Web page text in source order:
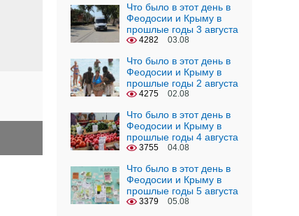
Что было в этот день в
Феодосии и Крыму в
прошлые годы 3 августа
4282 03.08
Что было в этот день в
Феодосии и Крыму в
прошлые годы 2 августа
4275 02.08
Что было в этот день в
Феодосии и Крыму в
прошлые годы 4 августа
3755 04.08
Что было в этот день в
Феодосии и Крыму в
прошлые годы 5 августа
3379 05.08